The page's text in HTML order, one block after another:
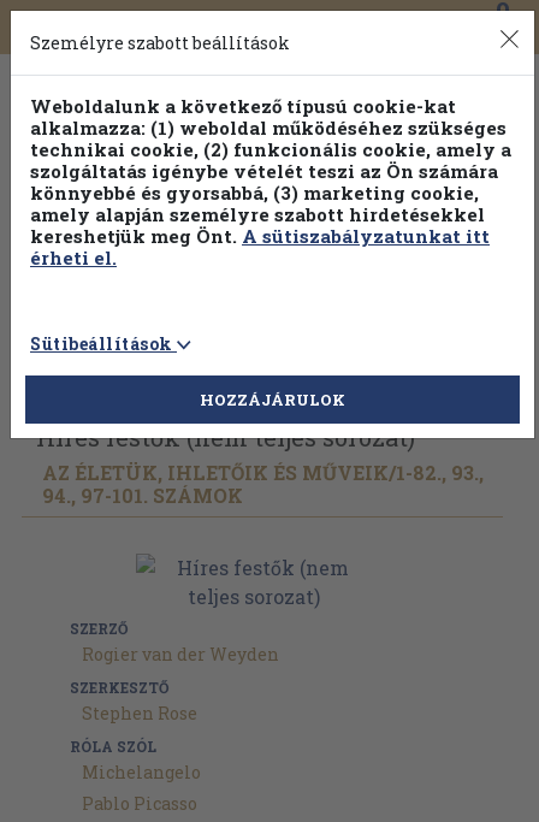
Toggle
navigation
0
Válogasson több mint 30 000 kötet közül
Hobbi témakörökben20% kedvezménnyel!
Vissza az előző oldalra Válasszon példányt
Híres festők (nem teljes sorozat)
AZ ÉLETÜK, IHLETŐIK ÉS MŰVEIK/1-82., 93.,
94., 97-101. SZÁMOK
SZERZŐ
Rogier van der Weyden
SZERKESZTŐ
Stephen Rose
RÓLA SZÓL
Michelangelo
Pablo Picasso
Személyre szabott beállítások
Weboldalunk a következő típusú cookie-kat
alkalmazza: (1) weboldal működéséhez szükséges
technikai cookie, (2) funkcionális cookie, amely a
szolgáltatás igénybe vételét teszi az Ön számára
könnyebbé és gyorsabbá, (3) marketing cookie,
amely alapján személyre szabott hirdetésekkel
kereshetjük meg Önt. A sütiszabályzatunkat itt
érheti el.
Sütibeállítások
HOZZÁJÁRULOK